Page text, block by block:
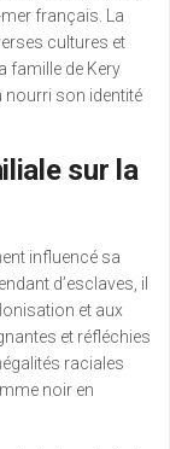
français. La
cultures et
famille de Kery
nourri son identité
sur la
influencé sa
d’esclaves, il
et aux
et réfléchies
raciales
noir en